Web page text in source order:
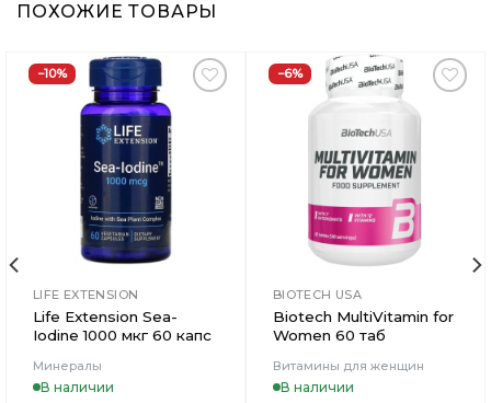
ПОХОЖИЕ ТОВАРЫ
−10%
Добавить
Вишлист
LIFE EXTENSION
Life Extension Sea-
Iodine 1000 мкг 60 капс
Минералы
В наличии
−6%
Вишлист
BIOTECH USA
Biotech MultiVitamin for
Women 60 таб
Витамины для женщин
В наличии